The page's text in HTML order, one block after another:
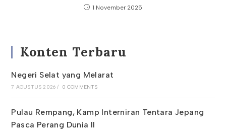
1 November 2025
Konten Terbaru
Negeri Selat yang Melarat
7 AGUSTUS 2026 / 0 COMMENTS
Pulau Rempang, Kamp Interniran Tentara Jepang
Pasca Perang Dunia II